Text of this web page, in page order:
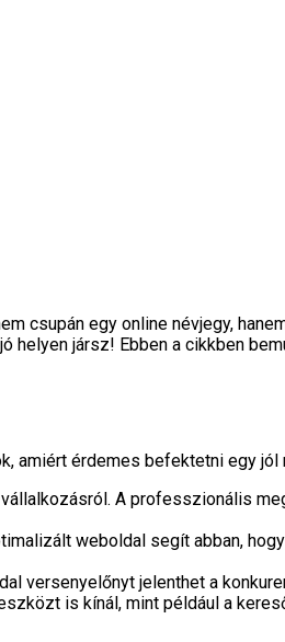
csupán egy online névjegy,
jársz! Ebben a cikkben
amiért érdemes befektetni egy
A professzionális
weboldal segít abban,
versenyelőnyt jelenthet a
is kínál, mint például a